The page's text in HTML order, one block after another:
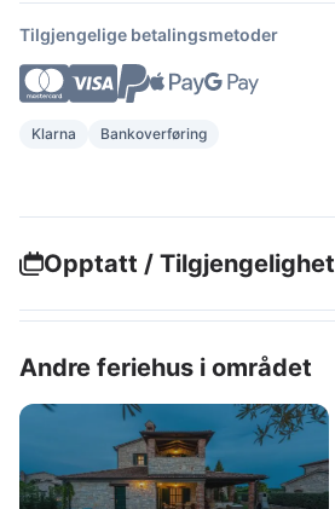
Tilgjengelige betalingsmetoder
Klarna Bankoverføring
Opptatt / Tilgjengelighet
Andre feriehus i området